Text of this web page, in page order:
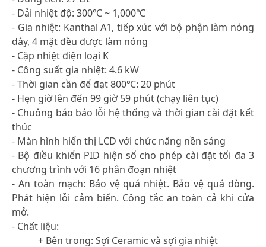
- Dải nhiệt độ: 300℃ ~ 1,000℃
- Gia nhiệt: Kanthal A1, tiếp xúc với bộ phận làm nóng
dây, 4 mặt đều được làm nóng
- Cặp nhiệt điện loại K
- Công suất gia nhiệt: 4.6 kW
- Thời gian cần để đạt 800℃: 20 phút
- Hẹn giờ lên đến 99 giờ 59 phút (chạy liên tục)
- Chuông báo báo lỗi hệ thống và thời gian cài đặt kết
thúc
- Màn hình hiển thị LCD với chức năng nền sáng
- Bộ điều khiển PID hiện số cho phép cài đặt tối đa 3
chương trình với 16 phân đoạn nhiệt
- An toàn mạch: Bảo vệ quá nhiệt. Bảo vệ quá dòng.
Phát hiện lỗi cảm biến. Công tắc an toàn cả khi cửa
mở.
- Chất liệu:
+ Bên trong: Sợi Ceramic và sợi gia nhiệt